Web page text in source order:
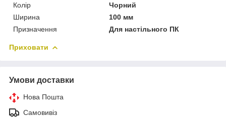
Колір
Чорний
Ширина
100 мм
Призначення
Для настільного ПК
Приховати
Умови доставки
Нова Пошта
Самовивіз